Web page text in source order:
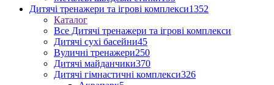
Дитячі тренажери та ігрові комплекси1352
Каталог
Все Дитячі тренажери та ігрові комплекси
Дитячі сухі басейни45
Вуличні тренажери250
Дитячі майданчики370
Дитячі гімнастичні комплекси326